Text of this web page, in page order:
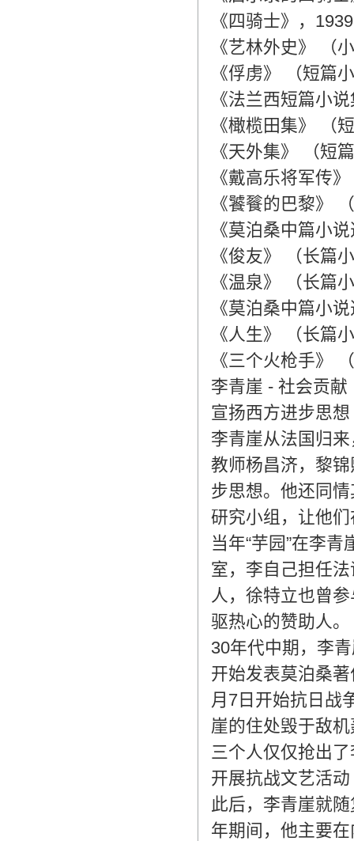
《四骑士》，
《艺林外史》 （
《俘虏》 （短篇
《法兰西短篇小
《橄榄田集》 （
《天外集》 （短
《戴高乐将军传
《饕餮的巴黎》
《莫泊桑中篇小
《俊友》 （长篇
《温泉》 （长篇
《莫泊桑中篇小
《人生》 （长篇
《三个火枪手》
李青崖 - 社会贡献
宣扬西方进步思想
李青崖从法国归
教师杨昌济，黎
步思想。他还同
研究小组，让他
当年“芋园”在李
室，李自己担任
人，徐特立也曾
驱热心的赞助人。
30年代中期，李
开始发表莫泊桑
月7日开始抗日战
崖的住处毁于敌
三个人仅仅抢出
开展抗战文艺活动
此后，李青崖就
年期间，他主要